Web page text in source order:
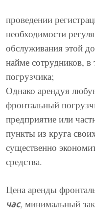
проведении
необходимости
обслуживания этой
найме сотрудников, в
погрузчика;
Однако арендуя
фронтальный
предприятие или
пункты из круга
существенно
средства.
Цена аренды
час, минимальный